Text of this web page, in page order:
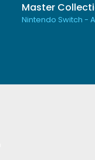
Master
Nintendo Switch -